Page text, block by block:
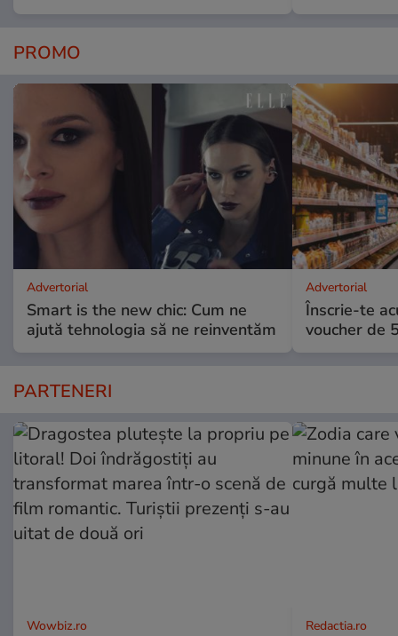
PROMO
Advertorial
Smart is the new chic: Cum ne
ajută tehnologia să ne reinventăm
Advertorial
Înscrie-te
voucher de
PARTENERI
Wowbiz.ro Redactia.ro